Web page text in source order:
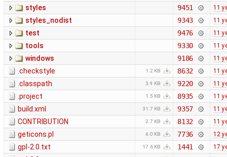
styles 9451 11
styles_nodist 9343 11
test 9476 11
tools 9330 11
windows 9186 11
.checkstyle 1.2 KB 8632 11
.classpath 3.9 KB 9220 11
.project 1.5 KB 8935 11
build.xml 31.7 KB 9357 11
CONTRIBUTION 2.7 KB 8132 11
geticons.pl 4.0 KB 7736 12
gpl-2.0.txt 17.6 KB 1441 17